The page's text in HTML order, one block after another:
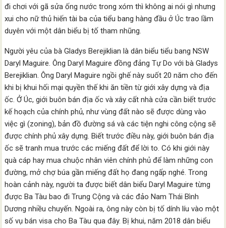
đi chơi với gã sửa ống nước trong xóm thì không ai nói gì nhưng
xui cho nữ thủ hiến tài ba của tiểu bang hàng đầu ở Úc trao lầm
duyên với một dân biểu bị tố tham nhũng.
Người yêu của bà Gladys Berejiklian là dân biểu tiểu bang NSW
Daryl Maguire. Ông Daryl Maguire đồng đảng Tự Do với bà Gladys
Berejiklian. Ông Daryl Maguire ngồi ghế này suốt 20 năm cho đến
khi bị khui hối mại quyền thế khi ăn tiền từ giới xây dựng và địa
ốc. Ở Úc, giới buôn bán địa ốc và xây cất nhà cửa cần biết trước
kế hoạch của chính phủ, như vùng đất nào sẽ được dùng vào
việc gì (zoning), bản đồ đường sá và các tiện nghi công cộng sẽ
được chính phủ xây dựng. Biết trước điều này, giới buôn bán địa
ốc sẽ tranh mua trước các miếng đất để lời to. Có khi giới này
quà cáp hay mua chuộc nhân viên chính phủ để làm những con
đường, mở chợ búa gần miếng đất họ đang ngấp nghé. Trong
hoàn cảnh này, người ta được biết dân biểu Daryl Maguire từng
được Ba Tàu bao đi Trung Cộng và các đảo Nam Thái Bình
Dương nhiều chuyến. Ngoài ra, ông này còn bị tố dính líu vào một
số vụ bán visa cho Ba Tàu qua đây. Bị khui, năm 2018 dân biểu